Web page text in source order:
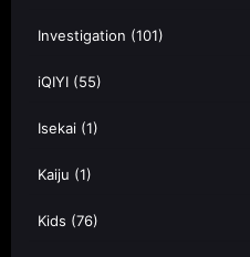
Investigation (101)
iQIYI (55)
Isekai (1)
Kaiju (1)
Kids (76)